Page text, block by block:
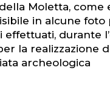
Moletta, come
in alcune foto
effettuati, durante
la realizzazione
archeologica